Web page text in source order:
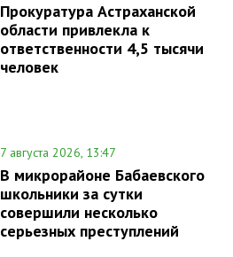
Прокуратура Астраханской
области привлекла к
ответственности 4,5 тысячи
человек
7 августа 2026, 13:47
В микрорайоне Бабаевского
школьники за сутки
совершили несколько
серьезных преступлений